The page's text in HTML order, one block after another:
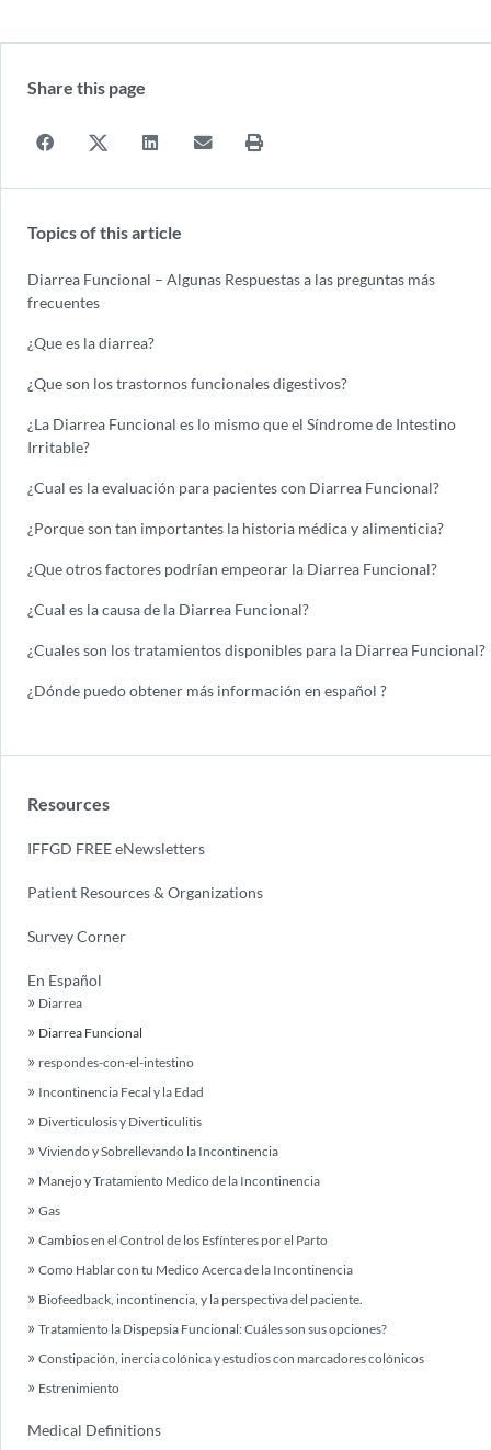
Share this page
Topics of this article
Diarrea Funcional – Algunas Respuestas a las preguntas más
frecuentes
¿Que es la diarrea?
¿Que son los trastornos funcionales digestivos?
¿La Diarrea Funcional es lo mismo que el Síndrome de Intestino
Irritable?
¿Cual es la evaluación para pacientes con Diarrea Funcional?
¿Porque son tan importantes la historia médica y alimenticia?
¿Que otros factores podrían empeorar la Diarrea Funcional?
¿Cual es la causa de la Diarrea Funcional?
¿Cuales son los tratamientos disponibles para la Diarrea Funcional?
¿Dónde puedo obtener más información en español ?
Resources
IFFGD FREE eNewsletters
Patient Resources & Organizations
Survey Corner
En Español
Diarrea
Diarrea Funcional
respondes-con-el-intestino
Incontinencia Fecal y la Edad
Diverticulosis y Diverticulitis
Viviendo y Sobrellevando la Incontinencia
Manejo y Tratamiento Medico de la Incontinencia
Gas
Cambios en el Control de los Esfínteres por el Parto
Como Hablar con tu Medico Acerca de la Incontinencia
Biofeedback, incontinencia, y la perspectiva del paciente.
Tratamiento la Dispepsia Funcional: Cuáles son sus opciones?
Constipación, inercia colónica y estudios con marcadores colónicos
Estrenimiento
Medical Definitions